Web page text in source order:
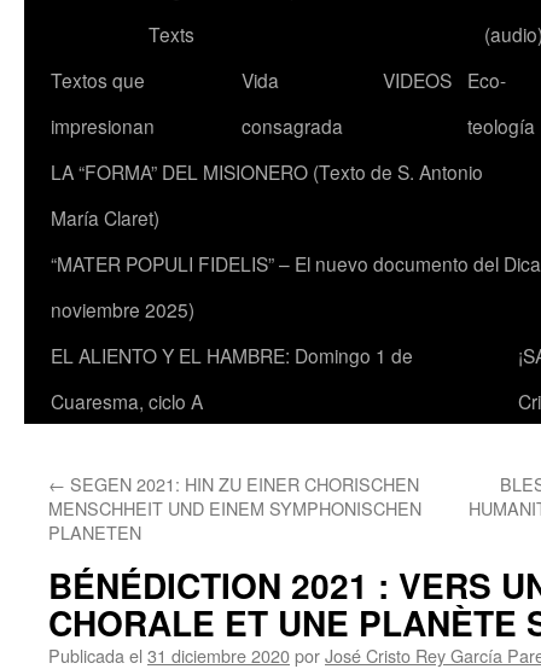
Texts
Textos que
impresionan
Vida
consagrada
VIDEOS
Eco-
teología
LA “FORMA” DEL MISIONERO (Texto de S. Antonio
María Claret)
“MATER POPULI FIDELIS” – El nuevo documento del
noviembre 2025)
EL ALIENTO Y EL HAMBRE: Domingo 1 de
Cuaresma, ciclo A
← SEGEN 2021: HIN ZU EINER CHORISCHEN
MENSCHHEIT UND EINEM SYMPHONISCHEN
PLANETEN
BÉNÉDICTION 2021 : VERS
CHORALE ET UNE PLANÈTE
Publicada el 31 diciembre 2020porJosé Cristo Rey García